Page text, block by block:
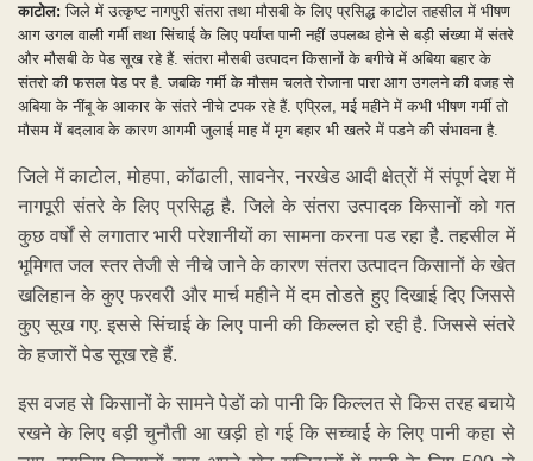
काटोल: जिले में उत्कृष्ट नागपुरी संतरा तथा मौसबी के लिए प्रसिद्ध काटोल तहसील में भीषण
आग उगल वाली गर्मी तथा सिंचाई के लिए पर्याप्त पानी नहीं उपलब्ध होने से बड़ी संख्या में संतरे
और मौसबी के पेड सूख रहे हैं. संतरा मौसबी उत्पादन किसानों के बगीचे में अबिया बहार के
संतरो की फसल पेड पर है. जबकि गर्मी के मौसम चलते रोजाना पारा आग उगलने की वजह से
अबिया के नींबू के आकार के संतरे नीचे टपक रहे हैं. एप्रिल, मई महीने में कभी भीषण गर्मी तो
मौसम में बदलाव के कारण आगमी जुलाई माह में मृग बहार भी खतरे में पडने की संभावना है.
जिले में काटोल, मोहपा, कोंढाली, सावनेर, नरखेड आदी क्षेत्रों में संपूर्ण देश में
नागपूरी संतरे के लिए प्रसिद्ध है. जिले के संतरा उत्पादक किसानों को गत
कुछ वर्षों से लगातार भारी परेशानीयों का सामना करना पड रहा है. तहसील में
भूमिगत जल स्तर तेजी से नीचे जाने के कारण संतरा उत्पादन किसानों के खेत
खलिहान के कुए फरवरी और मार्च महीने में दम तोडते हुए दिखाई दिए जिससे
कुए सूख गए. इससे सिंचाई के लिए पानी की किल्लत हो रही है. जिससे संतरे
के हजारों पेड सूख रहे हैं.
इस वजह से किसानों के सामने पेडों को पानी कि किल्लत से किस तरह बचाये
रखने के लिए बड़ी चुनौती आ खड़ी हो गई कि सच्चाई के लिए पानी कहा से